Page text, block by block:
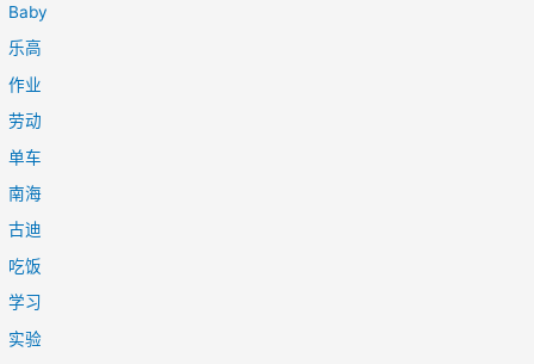
Baby
乐高
作业
劳动
单车
南海
古迪
吃饭
学习
实验